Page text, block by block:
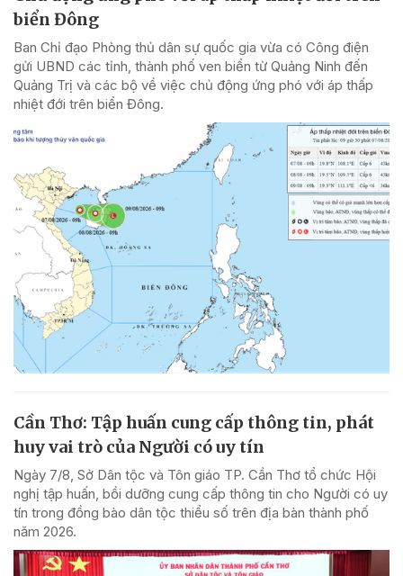
biển Đông
Ban Chỉ đạo Phòng thủ dân sự quốc gia vừa có Công điện
gửi UBND các tỉnh, thành phố ven biển từ Quảng Ninh đến
Quảng Trị và các bộ về việc chủ động ứng phó với áp thấp
nhiệt đới trên biển Đông.
Cần Thơ: Tập huấn cung cấp thông tin, phát
huy vai trò của Người có uy tín
Ngày 7/8, Sở Dân tộc và Tôn giáo TP. Cần Thơ tổ chức Hội
nghị tập huấn, bồi dưỡng cung cấp thông tin cho Người có uy
tín trong đồng bào dân tộc thiểu số trên địa bàn thành phố
năm 2026.